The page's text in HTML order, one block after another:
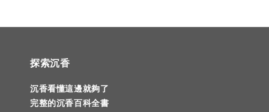
探索沉香
沉香看懂這邊就夠了
完整的沉香百科全書